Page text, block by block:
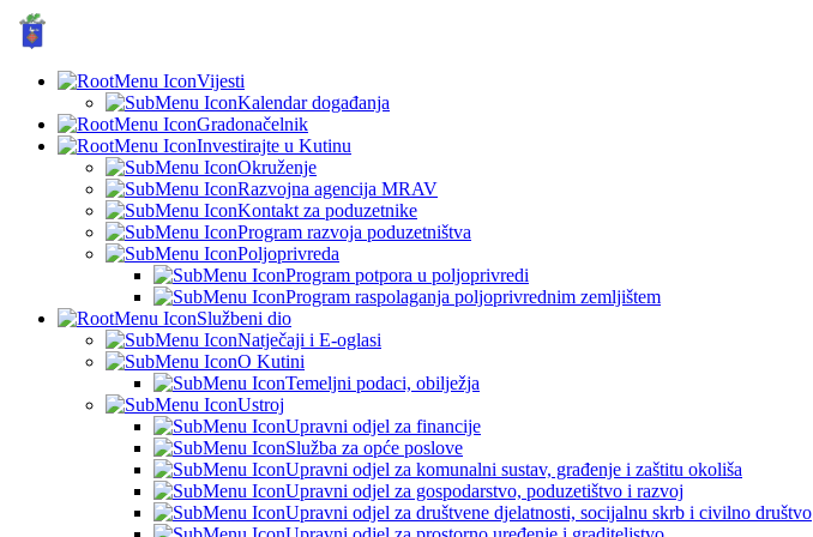
Vijesti
Kalendar događanja
Gradonačelnik
Investirajte u Kutinu
Okruženje
Razvojna agencija MRAV
Kontakt za poduzetnike
Program razvoja poduzetništva
Poljoprivreda
Program potpora u poljoprivredi
Program raspolaganja poljoprivrednim zemljištem
Službeni dio
Natječaji i E-oglasi
O Kutini
Temeljni podaci, obilježja
Ustroj
Upravni odjel za financije
Služba za opće poslove
Upravni odjel za komunalni sustav, građenje i zaštitu okoliša
Upravni odjel za gospodarstvo, poduzetištvo i razvoj
Upravni odjel za društvene djelatnosti, socijalnu skrb i civilno društvo